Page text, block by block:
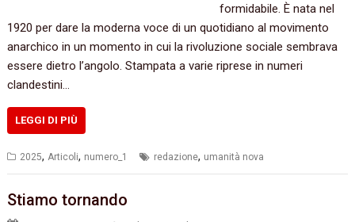
formidabile. È nata nel
1920 per dare la moderna voce di un quotidiano al movimento
anarchico in un momento in cui la rivoluzione sociale sembrava
essere dietro l’angolo. Stampata a varie riprese in numeri
clandestini…
LEGGI DI PIÙ
2025, Articoli, numero_1 redazione, umanità nova
Stiamo tornando